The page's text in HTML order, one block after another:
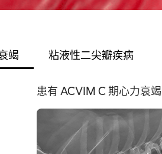
竭 粘液性二尖瓣疾病
患有 ACVIM C 期心力衰